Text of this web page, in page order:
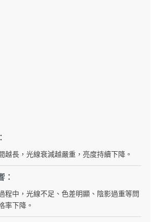
越長，光線衰減越嚴重，亮度持續下降。
：
程中，光線不足、色差明顯、陰影過重等問
率下降。